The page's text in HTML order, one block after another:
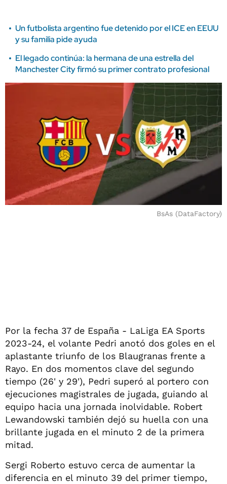
Un futbolista argentino fue detenido por el ICE en EEUU
y su familia pide ayuda
El legado continúa: la hermana de una estrella del
Manchester City firmó su primer contrato profesional
BsAs (DataFactory)
Por la fecha 37 de España - LaLiga EA Sports
2023-24, el volante Pedri anotó dos goles en el
aplastante triunfo de los Blaugranas frente a
Rayo. En dos momentos clave del segundo
tiempo (26' y 29'), Pedri superó al portero con
ejecuciones magistrales de jugada, guiando al
equipo hacia una jornada inolvidable. Robert
Lewandowski también dejó su huella con una
brillante jugada en el minuto 2 de la primera
mitad.
Sergi Roberto estuvo cerca de aumentar la
diferencia en el minuto 39 del primer tiempo,